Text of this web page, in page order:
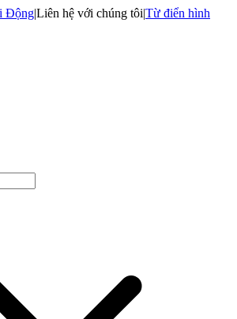
Động|Liên hệ với chúng tôi|Từ điển hình